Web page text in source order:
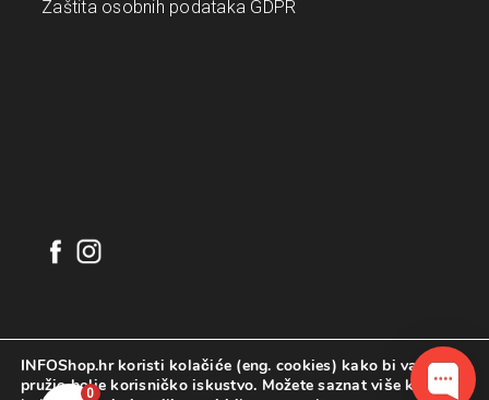
Zaštita osobnih podataka GDPR
INFOShop.hr koristi kolačiće (eng. cookies) kako bi vam
pružio bolje korisničko iskustvo. Možete saznat više koje
0